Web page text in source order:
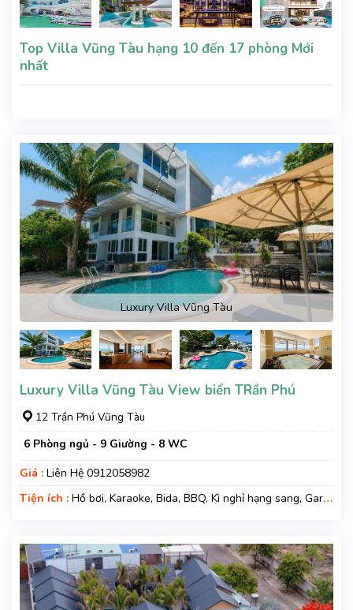
Top Villa Vũng Tàu hạng 10 đến 17 phòng Mới
nhất
Luxury Villa Vũng Tàu
Luxury Villa Vũng Tàu View biển TRần Phú
12 Trần Phú Vũng Tàu
6 Phòng ngủ - 9 Giường - 8 WC
Giá : Liên Hệ 0912058982
Tiện ích : Hồ bơi, Karaoke, Bida, BBQ, Kì nghỉ hạng sang, Gara